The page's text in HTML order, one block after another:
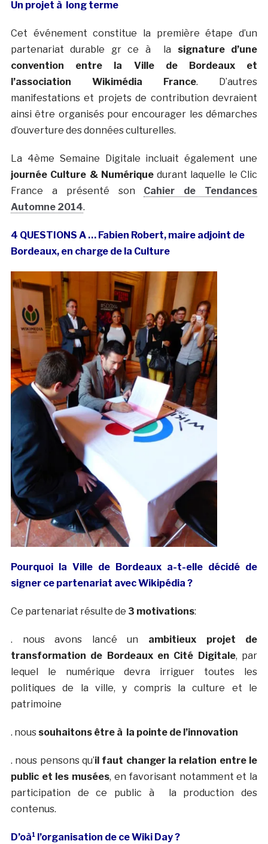
Un projet à long terme
Cet événement constitue la première étape d’un
partenariat durable gr ce à la signature d’une
convention entre la Ville de Bordeaux et
l’association Wikimédia France. D’autres
manifestations et projets de contribution devraient
ainsi être organisés pour encourager les démarches
d’ouverture des données culturelles.
La 4ème Semaine Digitale incluait également une
journée Culture & Numériquedurant laquelle le Clic
France a présenté son Cahier de Tendances
Automne 2014.
4 QUESTIONS A … Fabien Robert, maire adjoint de
Bordeaux, en charge de la Culture
Pourquoi la Ville de Bordeaux a-t-elle décidé de
signer ce partenariat avec Wikipédia ?
Ce partenariat résulte de 3 motivations:
. nous avons lancé un ambitieux projet de
transformation de Bordeaux en Cité Digitale, par
lequel le numérique devra irriguer toutes les
politiques de la ville, y compris la culture et le
patrimoine
. nous souhaitons être à la pointe de l’innovation
. nous pensons qu’il faut changer la relation entre le
public et les musées, en favorisant notamment et la
participation de ce public à la production des
contenus.
D’oà¹ l’organisation de ce Wiki Day ?